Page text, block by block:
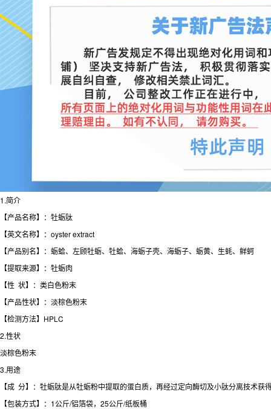
1.简介
【产品名称】：牡蛎肽
【英文名称】：oyster extract
【产品别名】：蛎蛤、左顾牡蛎、牡蛤、海蛎子壳、海蛎子、蛎黄、生蚝、鲜蚵
【提取来源】：牡蛎肉
【性 状】：类白色粉末
【产品性状】：淡棕色粉末
【检测方法】HPLC
2.性状
淡棕色粉末
3.用途
【成 分】：牡蛎肽是从牡蛎粉中提取的蛋白质，再经过定向酶切及小肽分离技术
【包装方式】：1公斤/铝箔袋，25公斤/纸板桶